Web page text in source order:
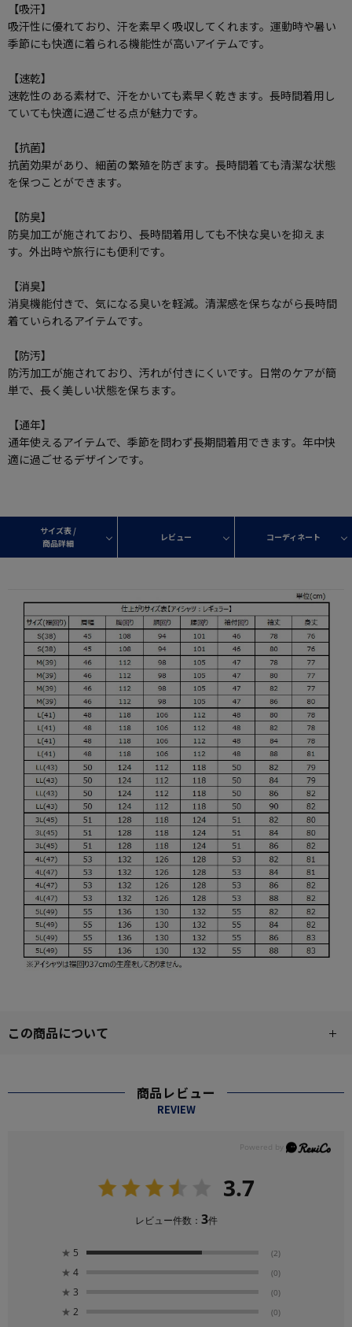
【吸汗】
吸汗性に優れており、汗を素早く吸収してくれます。運動時や暑い
季節にも快適に着られる機能性が高いアイテムです。
【速乾】
速乾性のある素材で、汗をかいても素早く乾きます。長時間着用し
ていても快適に過ごせる点が魅力です。
【抗菌】
抗菌効果があり、細菌の繁殖を防ぎます。長時間着ても清潔な状態
を保つことができます。
【防臭】
防臭加工が施されており、長時間着用しても不快な臭いを抑えま
す。外出時や旅行にも便利です。
【消臭】
消臭機能付きで、気になる臭いを軽減。清潔感を保ちながら長時間
着ていられるアイテムです。
【防汚】
防汚加工が施されており、汚れが付きにくいです。日常のケアが簡
単で、長く美しい状態を保ちます。
【通年】
通年使えるアイテムで、季節を問わず長期間着用できます。年中快
適に過ごせるデザインです。
サイズ表 /
商品詳細
レビュー コーディネート
この商品について
商品レビュー
REVIEW
3.7
レビュー件数： 3件
★ 5 (2)
★ 4 (0)
★ 3 (0)
★ 2 (0)